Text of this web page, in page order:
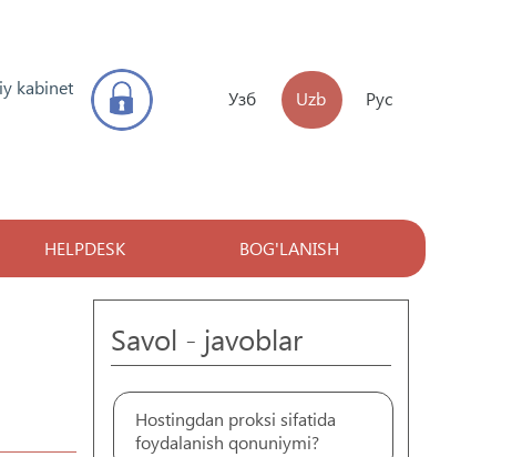
HELPDESK BOG'LANISH
Узб Uzb Рус
kabinet
Savol - javoblar
Hostingdan proksi sifatida
foydalanish qonuniymi?